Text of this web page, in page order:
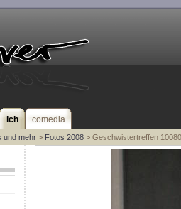
ich comedia
und mehr> Fotos 2008> Geschwistertreffen